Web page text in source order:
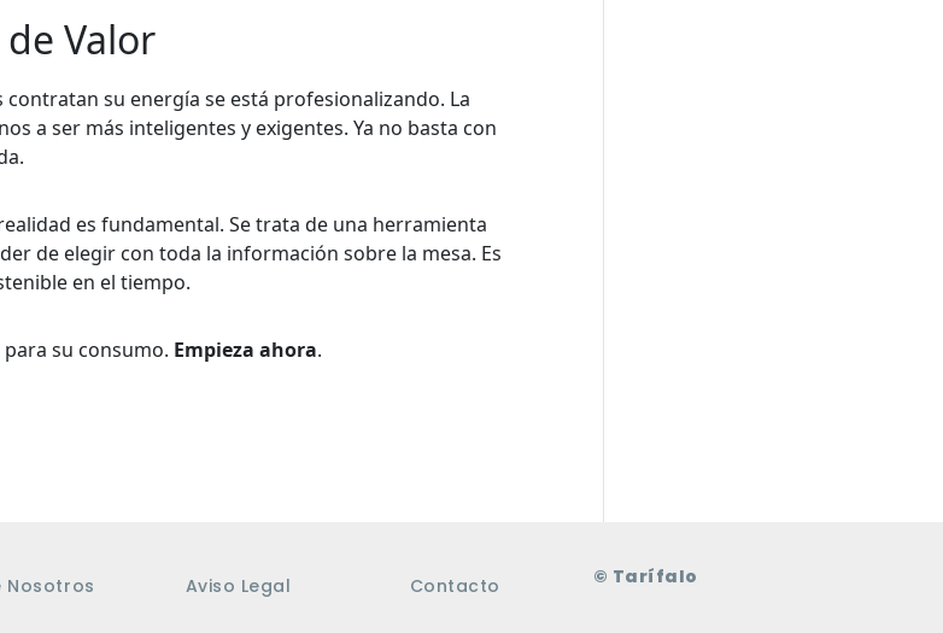
Valor
su energía se está profesionalizando. La
a ser más inteligentes y exigentes. Ya no basta con
es fundamental. Se trata de una herramienta
de elegir con toda la información sobre la mesa. Es
en el tiempo.
su consumo. Empieza ahora.
Nosotros Aviso Legal Contacto © Tarífalo